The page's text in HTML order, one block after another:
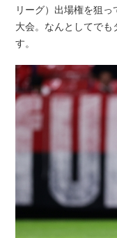
リーグ）出場権を狙
大会。なんとしてで
す。